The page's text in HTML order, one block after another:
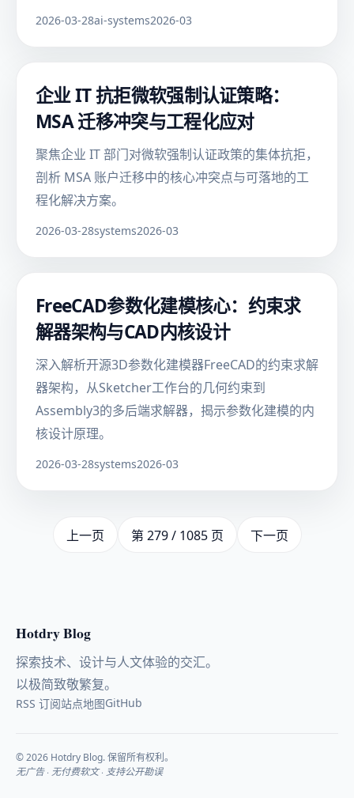
2026-03-28ai-systems2026-03
企业 IT 抗拒微软强制认证策略：
MSA 迁移冲突与工程化应对
聚焦企业 IT 部门对微软强制认证政策的集体抗拒，
剖析 MSA 账户迁移中的核心冲突点与可落地的工
程化解决方案。
2026-03-28systems2026-03
FreeCAD参数化建模核心：约束求
解器架构与CAD内核设计
深入解析开源3D参数化建模器FreeCAD的约束求解
器架构，从Sketcher工作台的几何约束到
Assembly3的多后端求解器，揭示参数化建模的内
核设计原理。
2026-03-28systems2026-03
上一页 第 279 / 1085 页 下一页
Hotdry Blog
探索技术、设计与人文体验的交汇。
以极简致敬繁复。
RSS 订阅站点地图GitHub
© 2026 Hotdry Blog. 保留所有权利。
无广告 · 无付费软文 · 支持公开勘误